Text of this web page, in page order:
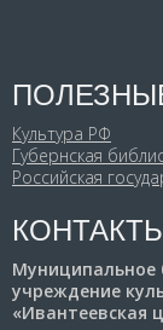
Культура РФ
Губернская
Российская
учреждение
«Ивантеевская